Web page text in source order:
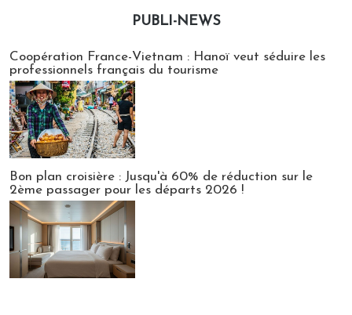
PUBLI-NEWS
Coopération France-Vietnam : Hanoï veut séduire les
professionnels français du tourisme
Bon plan croisière : Jusqu'à 60% de réduction sur le
2ème passager pour les départs 2026 !